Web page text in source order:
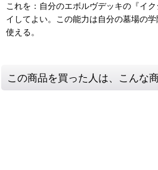
これを：自分のエボルヴデッキの『イ
イしてよい。この能力は自分の墓場の
使える。
この商品を買った人は、こんな